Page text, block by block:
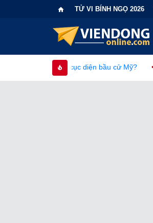
TỬ VI BÍNH NGỌ 2026
diện bầu cử Mỹ? • Báo Cáo Mới